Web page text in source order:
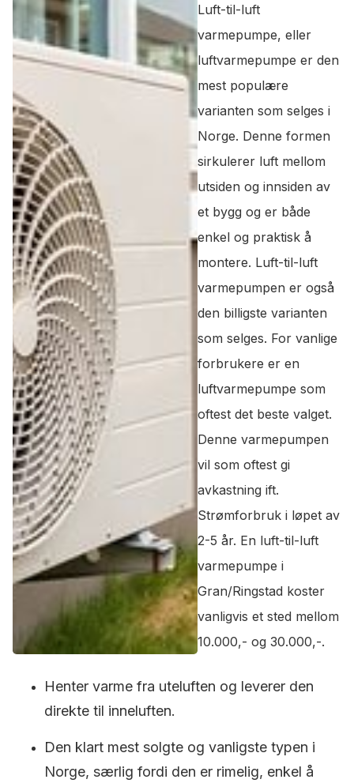
Luft-til-luft
varmepumpe, eller
luftvarmepumpe er den
mest populære
varianten som selges i
Norge. Denne formen
sirkulerer luft mellom
utsiden og innsiden av
et bygg og er både
enkel og praktisk å
montere. Luft-til-luft
varmepumpen er også
den billigste varianten
som selges. For vanlige
forbrukere er en
luftvarmepumpe som
oftest det beste valget.
Denne varmepumpen
vil som oftest gi
avkastning ift.
Strømforbruk i løpet av
2-5 år. En luft-til-luft
varmepumpe i
Gran/Ringstad koster
vanligvis et sted mellom
10.000,- og 30.000,-.
Henter varme fra uteluften og leverer den
direkte til inneluften.
Den klart mest solgte og vanligste typen i
Norge, særlig fordi den er rimelig, enkel å